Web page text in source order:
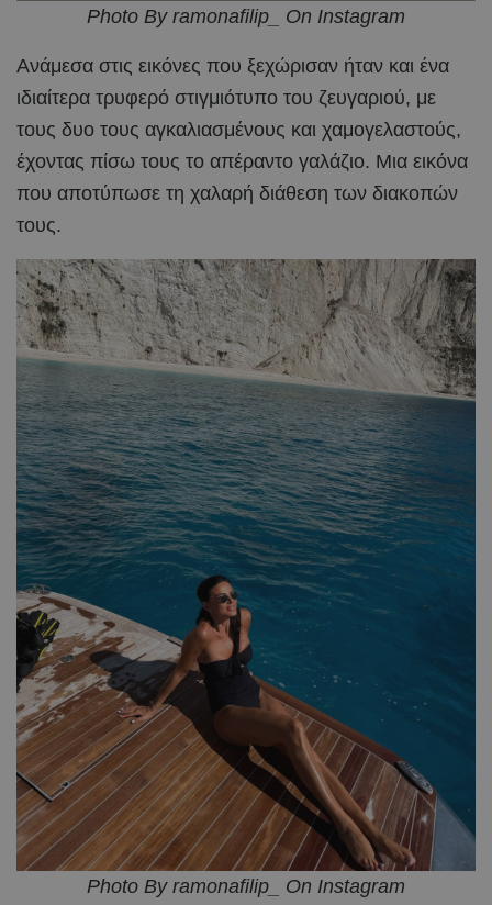
Photo By ramonafilip_ On Instagram
Ανάμεσα στις εικόνες που ξεχώρισαν ήταν και ένα
ιδιαίτερα τρυφερό στιγμιότυπο του ζευγαριού, με
τους δυο τους αγκαλιασμένους και χαμογελαστούς,
έχοντας πίσω τους το απέραντο γαλάζιο. Μια εικόνα
που αποτύπωσε τη χαλαρή διάθεση των διακοπών
τους.
Photo By ramonafilip_ On Instagram